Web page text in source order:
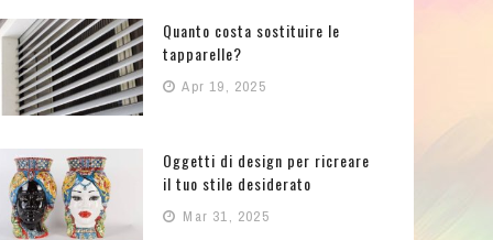
Quanto costa sostituire le
tapparelle?
Apr 19, 2025
Oggetti di design per ricreare
il tuo stile desiderato
Mar 31, 2025